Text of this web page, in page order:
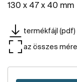
130 x 47 x 40 mm
termékfájl (pdf)
az összes